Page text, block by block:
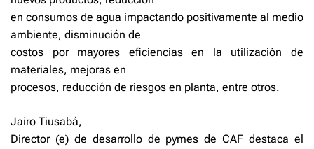
en consumos de agua impactando positivamente al medio
ambiente, disminución de
costos por mayores eficiencias en la utilización de
materiales, mejoras en
procesos, reducción de riesgos en planta, entre otros.
Jairo Tiusabá,
Director (e) de desarrollo de pymes de CAF destaca el